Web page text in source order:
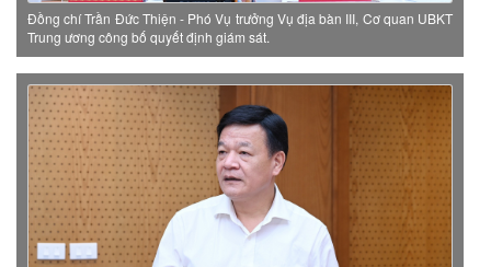
Đồng chí Trần Đức Thiện - Phó Vụ trưởng Vụ địa bàn III, Cơ quan UBKT
Trung ương công bố quyết định giám sát.